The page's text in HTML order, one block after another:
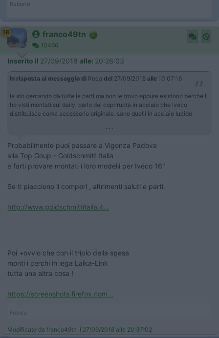
Roberto
18 franco49tn
10466
Inserito il 27/09/2018 alle: 20:28:03
In risposta al messaggio di Roca del 27/09/2018 alle 10:07:16
le stò cercando da tutte le parti ma non le trovo eppure esistono perche li
ho visti montati sui daily. parlo dei copriruota in acciaio che iveco
distribuisce come accessorio originale. sono quelli in acciaio lucido
...
Probabilmente puoi passare a Vigonza Padova
alla Top Goup - Goldschmitt Italia
e farti provare montati i loro modelli per Iveco 16"
Se ti piacciono li comperi , altrimenti saluti e parti.
http://www.goldschmittitalia.it...
Poi +ovvio che con il triplo della spesa
monti i cerchi in lega Laika-Link
tutta una altra cosa !
https://screenshots.firefox.com...
Franco
Modificato da franco49tn il 27/09/2018 alle 20:37:02